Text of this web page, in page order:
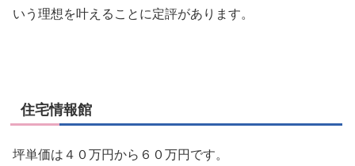
いう理想を叶えることに定評があります。
住宅情報館
坪単価は４０万円から６０万円です。